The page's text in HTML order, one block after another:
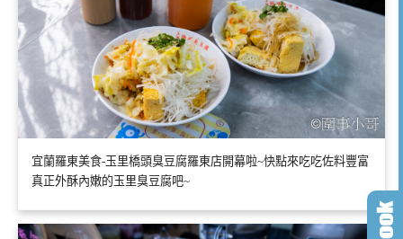
宜蘭羅東美食-玉里橋頭臭豆腐羅東店開幕啦~快點來吃吃佐料豐富
真正外酥內嫩的玉里臭豆腐吧~